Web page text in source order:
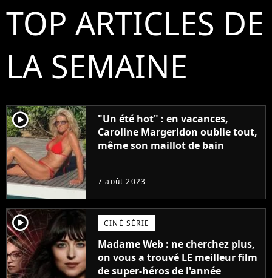
TOP ARTICLES DE
LA SEMAINE
player2
"Un été hot" : en vacances,
Caroline Margeridon oublie tout,
même son maillot de bain
7 août 2023
player2 CINÉ SÉRIE
Madame Web : ne cherchez plus,
on vous a trouvé LE meilleur film
de super-héros de l'année